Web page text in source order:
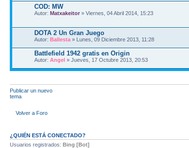
COD: MW
Autor: Matxakeitor » Viernes, 04 Abril 2014, 15:23
DOTA 2 Un Gran Juego
Autor: Ballesta » Lunes, 09 Diciembre 2013, 11:28
Battlefield 1942 gratis en Origin
Autor: Angel » Jueves, 17 Octubre 2013, 20:53
Publicar un nuevo
tema
Volver a Foro
¿QUIÉN ESTÁ CONECTADO?
Usuarios registrados: Bing [Bot]